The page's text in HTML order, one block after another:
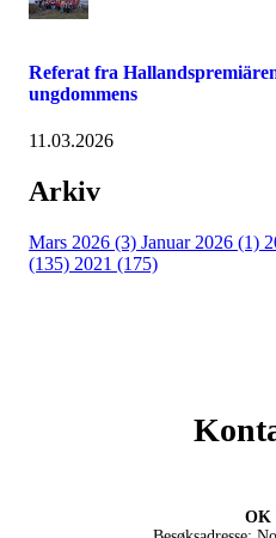
Referat fra
ungdommens
11.03.2026
Arkiv
Mars 2026 (3) Januar 2026 (1)
(135) 2021 (175)
OK